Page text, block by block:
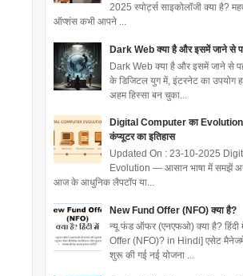
2025 स्पोर्ट्स साइकोलॉजी क्या है?
ऑप्शंस कभी आपने ...
Dark Web क्या है और इसमें जाने से
Dark Web क्या है और इसमें जाने से
के डिजिटल युग में, इंटरनेट का उपयोग
अहम हिस्सा बन चुका...
Digital Computer का Evolution
कंप्यूटर का इतिहास
Updated On : 23-10-2025
Evolution — आसान भाषा में समझें
आज के आधुनिक लैपटॉप या...
New Fund Offer (NFO) क्या है?
न्यू फंड ऑफर (एनएफओ) क्या है?
Offer (NFO)? in Hindi] एसेट मैनेजमेंट
शुरू की गई नई योजना ...